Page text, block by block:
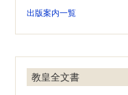
出版案内一覧
教皇全文書